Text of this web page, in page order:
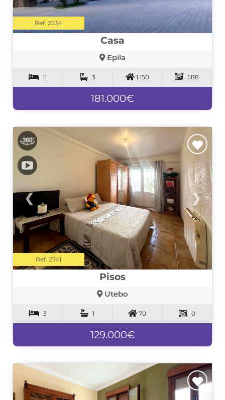
Ref. 2534
Casa
Epila
11 3 1.150 588
181.000€
❮ ❯
Ref. 2741
Pisos
Utebo
3 1 70 0
129.000€